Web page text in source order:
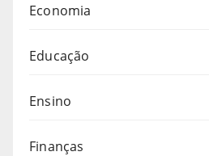
Economia
Educação
Ensino
Finanças